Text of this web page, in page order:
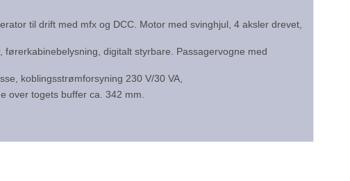
til drift med mfx og DCC. Motor med svinghjul, 4 aksler drevet,
digitalt styrbare. Passagervogne med
koblingsstrømforsyning 230 V/30 VA,
over togets buffer ca. 342 mm.